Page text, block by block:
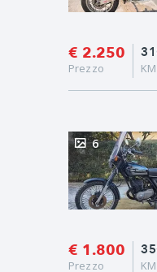
€ 2.250
Prezzo KM
6
€ 1.800
Prezzo KM